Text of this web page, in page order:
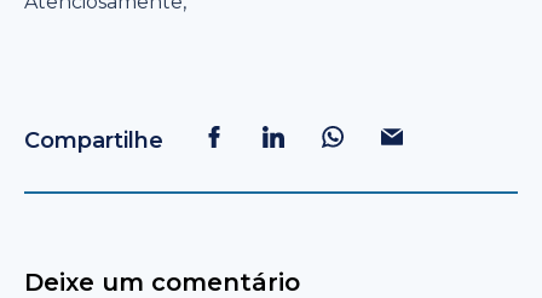
Compartilhe
Deixe um comentário